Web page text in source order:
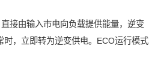
接由输入市电向负载提供能量，逆变
时，立即转为逆变供电。ECO运行模式